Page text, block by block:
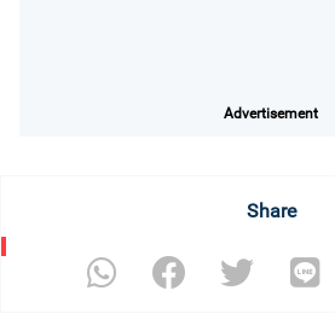
Advertisement
Share